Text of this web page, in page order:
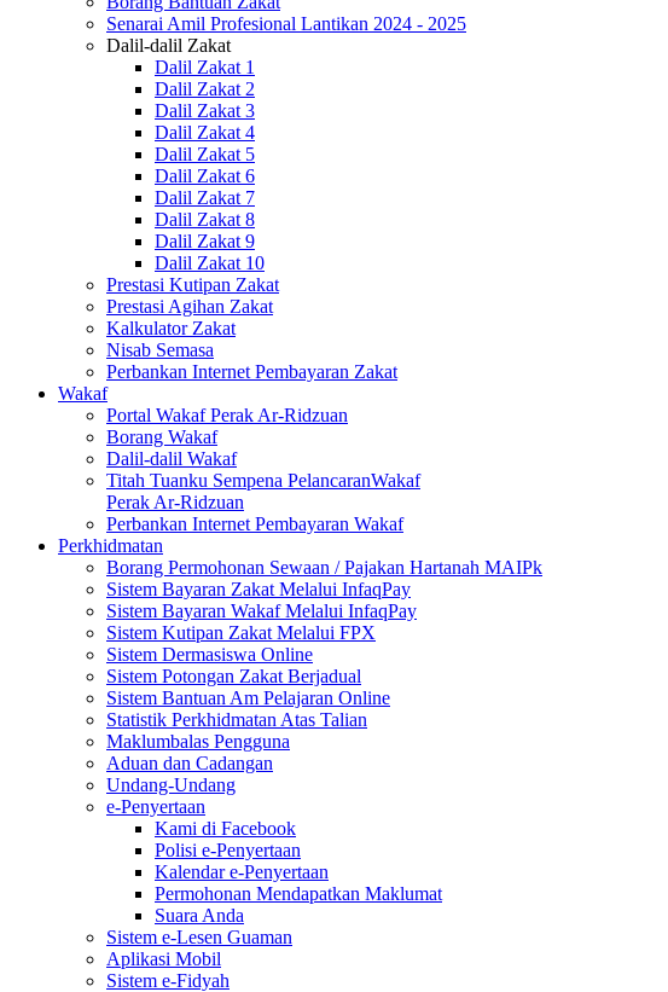
Senarai Amil Profesional Lantikan 2024 - 2025
Dalil-dalil Zakat
Dalil Zakat 1
Dalil Zakat 2
Dalil Zakat 3
Dalil Zakat 4
Dalil Zakat 5
Dalil Zakat 6
Dalil Zakat 7
Dalil Zakat 8
Dalil Zakat 9
Dalil Zakat 10
Prestasi Kutipan Zakat
Prestasi Agihan Zakat
Kalkulator Zakat
Nisab Semasa
Perbankan Internet Pembayaran Zakat
Wakaf
Portal Wakaf Perak Ar-Ridzuan
Borang Wakaf
Dalil-dalil Wakaf
Titah Tuanku Sempena PelancaranWakaf
Perak Ar-Ridzuan
Perbankan Internet Pembayaran Wakaf
Perkhidmatan
Borang Permohonan Sewaan / Pajakan Hartanah MAIPk
Sistem Bayaran Zakat Melalui InfaqPay
Sistem Bayaran Wakaf Melalui InfaqPay
Sistem Kutipan Zakat Melalui FPX
Sistem Dermasiswa Online
Sistem Potongan Zakat Berjadual
Sistem Bantuan Am Pelajaran Online
Statistik Perkhidmatan Atas Talian
Maklumbalas Pengguna
Aduan dan Cadangan
Undang-Undang
e-Penyertaan
Kami di Facebook
Polisi e-Penyertaan
Kalendar e-Penyertaan
Permohonan Mendapatkan Maklumat
Suara Anda
Sistem e-Lesen Guaman
Aplikasi Mobil
Sistem e-Fidyah